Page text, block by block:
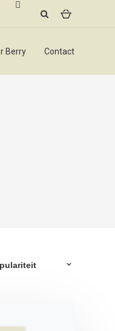
Berry Contact